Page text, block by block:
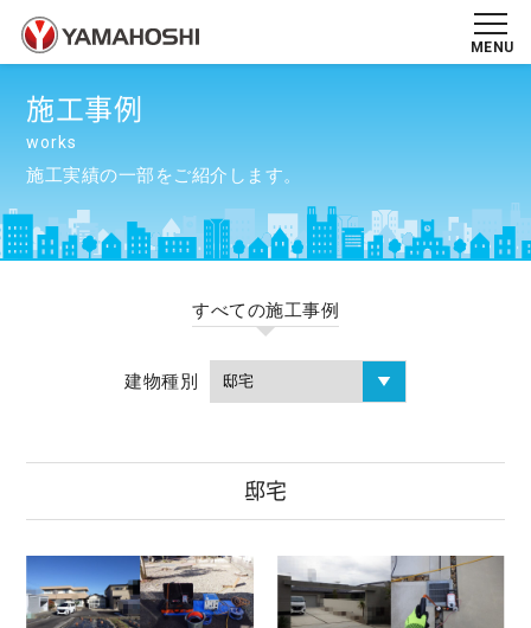
MENU
施工事例
works
施工実績の一部をご紹介します。
すべての施工事例
建物種別
邸宅